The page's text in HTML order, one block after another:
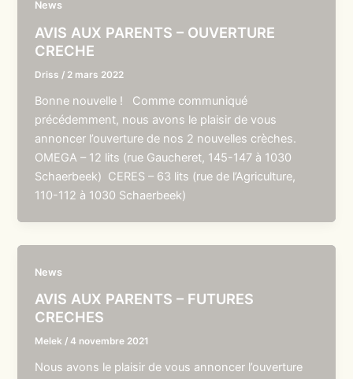
News
AVIS AUX PARENTS – OUVERTURE
CRECHE
Driss / 2 mars 2022
Bonne nouvelle ! Comme communiqué
précédemment, nous avons le plaisir de vous
annoncer l’ouverture de nos 2 nouvelles crèches.
OMEGA – 12 lits (rue Gaucheret, 145-147 à 1030
Schaerbeek) CERES – 63 lits (rue de l’Agriculture,
110-112 à 1030 Schaerbeek)
News
AVIS AUX PARENTS – FUTURES
CRECHES
Melek /4 novembre 2021
Nous avons le plaisir de vous annoncer l’ouverture